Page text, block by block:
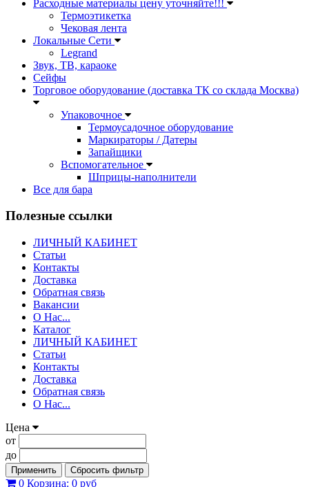
Расходные материалы цену уточняйте!!!
Термоэтикетка
Чековая лента
Локальные Сети
Legrand
Звук, ТВ, караоке
Сейфы
Торговое оборудование (доставка ТК со склада Москва)
Упаковочное
Термоусадочное оборудование
Маркираторы / Датеры
Запайщики
Вспомогательное
Шприцы-наполнители
Все для бара
Полезные ссылки
ЛИЧНЫЙ КАБИНЕТ
Статьи
Контакты
Доставка
Обратная связь
Вакансии
О Нас...
Каталог
ЛИЧНЫЙ КАБИНЕТ
Статьи
Контакты
Доставка
Обратная связь
О Нас...
Цена
от
до
Применить Сбросить фильтр
0 Корзина: 0 руб